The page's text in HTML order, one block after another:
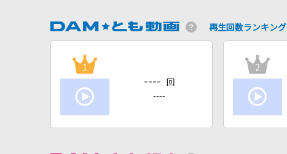
再生回数ランキング
1
---- 回
----
2